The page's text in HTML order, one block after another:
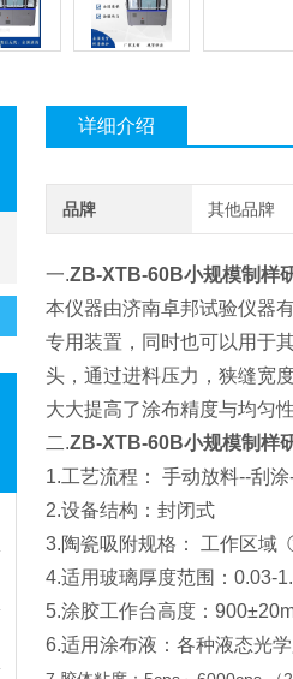
详细介绍
品牌 其他品牌
一.ZB-XTB-60B小规模制样
本仪器由济南卓邦试验仪器
专用装置，同时也可以用于
头，通过进料压力，狭缝宽
大大提高了涂布精度与均匀性
二.ZB-XTB-60B小规模制样
1.工艺流程： 手动放料--刮
2.设备结构：封闭式
3.陶瓷吸附规格： 工作区域
4.适用玻璃厚度范围：0.03-
5.涂胶工作台高度：
6.适用涂布液：各种液态光